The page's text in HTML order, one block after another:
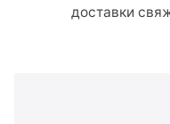
доставки